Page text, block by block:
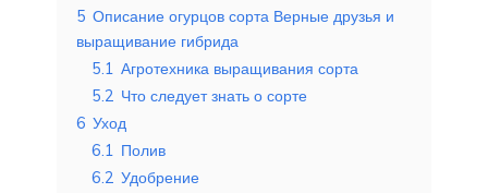
5 Описание огурцов сорта Верные друзья и
выращивание гибрида
5.1 Агротехника выращивания сорта
5.2 Что следует знать о сорте
6 Уход
6.1 Полив
6.2 Удобрение